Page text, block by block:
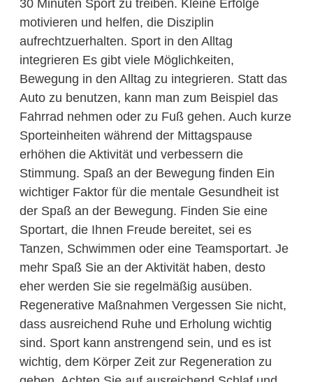
30 Minuten Sport zu treiben. Kleine Erfolge
motivieren und helfen, die Disziplin
aufrechtzuerhalten. Sport in den Alltag
integrieren Es gibt viele Möglichkeiten,
Bewegung in den Alltag zu integrieren. Statt das
Auto zu benutzen, kann man zum Beispiel das
Fahrrad nehmen oder zu Fuß gehen. Auch kurze
Sporteinheiten während der Mittagspause
erhöhen die Aktivität und verbessern die
Stimmung. Spaß an der Bewegung finden Ein
wichtiger Faktor für die mentale Gesundheit ist
der Spaß an der Bewegung. Finden Sie eine
Sportart, die Ihnen Freude bereitet, sei es
Tanzen, Schwimmen oder eine Teamsportart. Je
mehr Spaß Sie an der Aktivität haben, desto
eher werden Sie sie regelmäßig ausüben.
Regenerative Maßnahmen Vergessen Sie nicht,
dass ausreichend Ruhe und Erholung wichtig
sind. Sport kann anstrengend sein, und es ist
wichtig, dem Körper Zeit zur Regeneration zu